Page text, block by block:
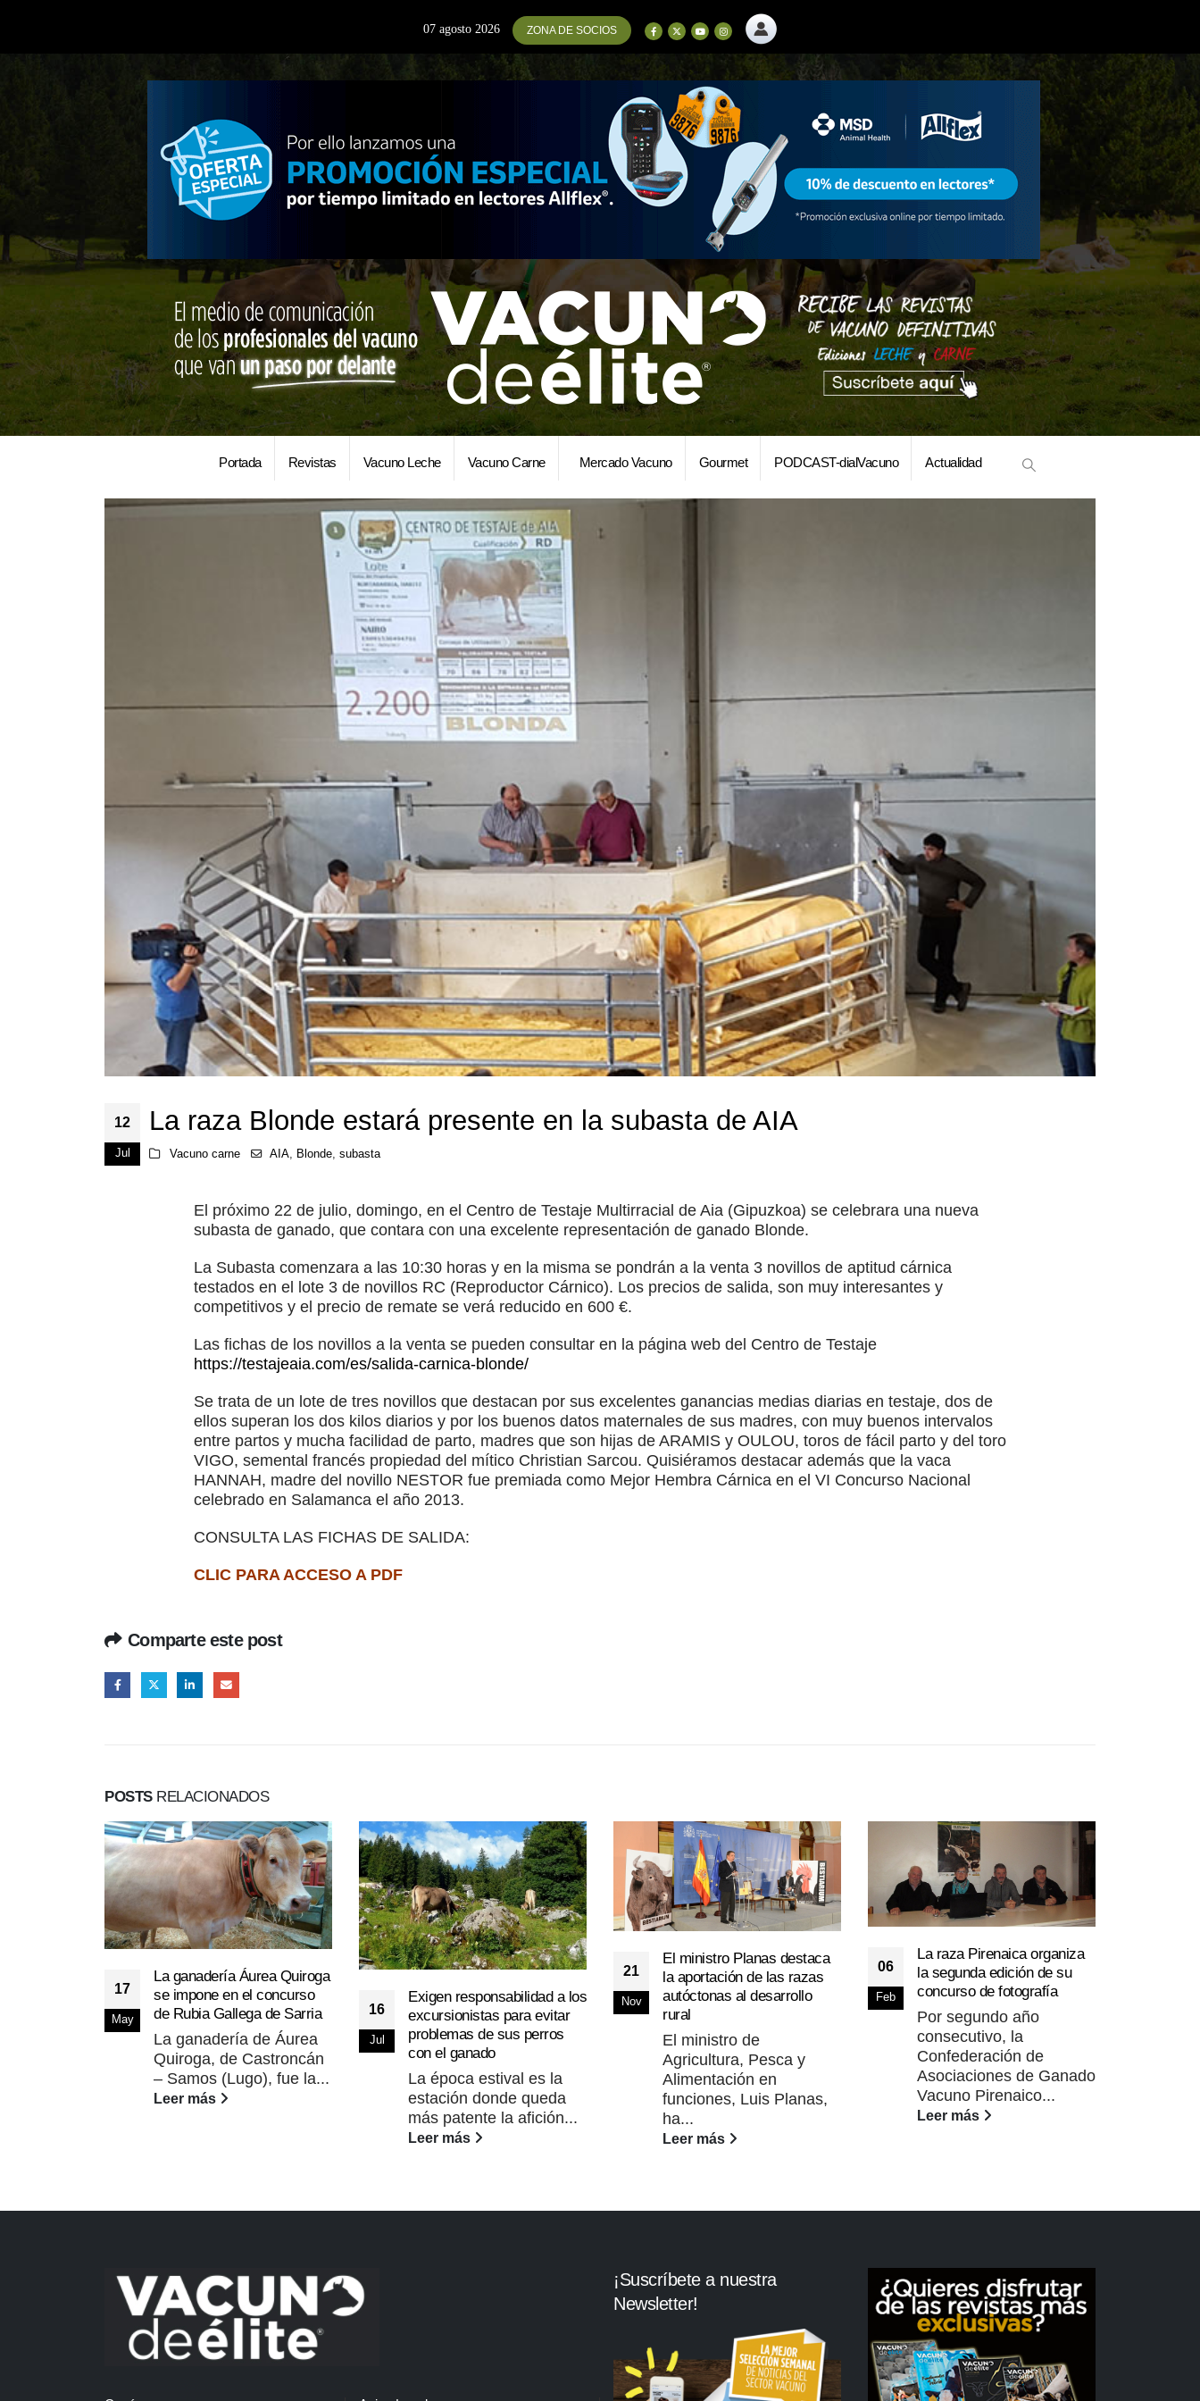
07 agosto 2026 ZONA DE SOCIOS
Portada Revistas Vacuno Leche Vacuno Carne Mercado Vacuno Gourmet PODCAST-dialVacuno Actualidad
12
Jul
La raza Blonde estará presente en la subasta de AIA
Vacuno carne AIA, Blonde,subasta
El próximo 22 de julio, domingo, en el Centro de Testaje Multirracial de Aia (Gipuzkoa) se celebrara una nueva
subasta de ganado, que contara con una excelente representación de ganado Blonde.
La Subasta comenzara a las 10:30 horas y en la misma se pondrán a la venta 3 novillos de aptitud cárnica
testados en el lote 3 de novillos RC (Reproductor Cárnico). Los precios de salida, son muy interesantes y
competitivos y el precio de remate se verá reducido en 600 €.
Las fichas de los novillos a la venta se pueden consultar en la página web del Centro de Testaje
https://testajeaia.com/es/salida-carnica-blonde/
Se trata de un lote de tres novillos que destacan por sus excelentes ganancias medias diarias en testaje, dos de
ellos superan los dos kilos diarios y por los buenos datos maternales de sus madres, con muy buenos intervalos
entre partos y mucha facilidad de parto, madres que son hijas de ARAMIS y OULOU, toros de fácil parto y del toro
VIGO, semental francés propiedad del mítico Christian Sarcou. Quisiéramos destacar además que la vaca
HANNAH, madre del novillo NESTOR fue premiada como Mejor Hembra Cárnica en el VI Concurso Nacional
celebrado en Salamanca el año 2013.
CONSULTA LAS FICHAS DE SALIDA:
CLIC PARA ACCESO A PDF
Comparte este post
POSTSRELACIONADOS
17
May
La ganadería Áurea Quiroga
se impone en el concurso
de Rubia Gallega de Sarria
La ganadería de Áurea
Quiroga, de Castroncán
– Samos (Lugo), fue la...
Leer más
16
Jul
Exigen responsabilidad a los
excursionistas para evitar
problemas de sus perros
con el ganado
La época estival es la
estación donde queda
más patente la afición...
Leer más
21
Nov
El ministro Planas destaca
la aportación de las razas
autóctonas al desarrollo
rural
El ministro de
Agricultura, Pesca y
Alimentación en
funciones, Luis Planas,
ha...
Leer más
06
Feb
La raza Pirenaica organiza
la segunda edición de su
concurso de fotografía
Por segundo año
consecutivo, la
Confederación de
Asociaciones de Ganado
Vacuno Pirenaico...
Leer más
¡Suscríbete a nuestra
Newsletter!